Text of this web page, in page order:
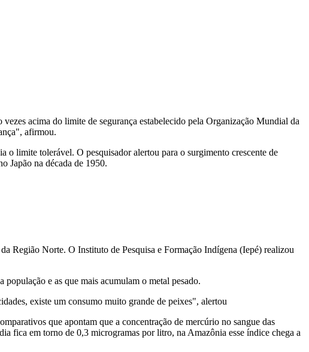
acima do limite de segurança estabelecido pela Organização Mundial da
afirmou.
o limite tolerável. O pesquisador alertou para o surgimento crescente de
Japão na década de 1950.
Região Norte. O Instituto de Pesquisa e Formação Indígena (Iepé) realizou
e as que mais acumulam o metal pesado.
existe um consumo muito grande de peixes", alertou
que apontam que a concentração de mercúrio no sangue das
fica em torno de 0,3 microgramas por litro, na Amazônia esse índice chega a